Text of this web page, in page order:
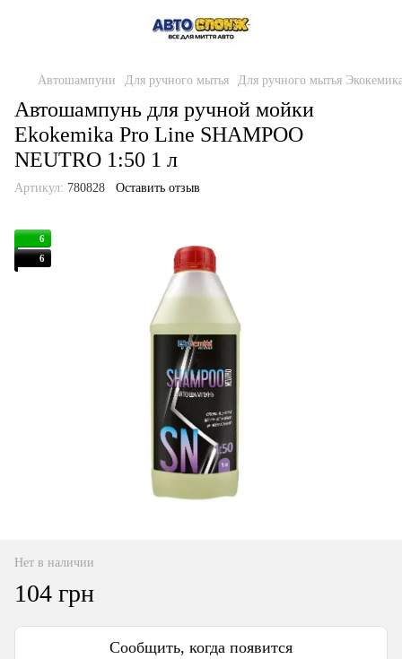
Автошампуни Для ручного мытья Для ручного мытья
Автошампунь для ручной мойки
Ekokemika Pro Line SHAMPOO
NEUTRO 1:50 1 л
Артикул: 780828 Оставить отзыв
6
6
Нет в наличии
104 грн
Сообщить, когда появится